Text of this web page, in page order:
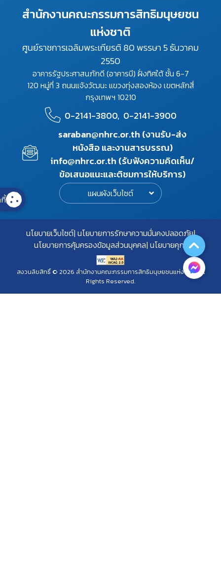
สำนักงานคณะกรรมการสิทธิมนุษยชน
แห่งชาติ
ศูนย์ราชการเฉลิมพระเกียรติ 80 พรรษา 5 ธันวาคม
2550
อาคารรัฐประศาสนภักดี (อาคารบี) ฝั่งทิศใต้ ชั้น 6-7
120 หมู่ที่ 3 ถนนแจ้งวัฒนะ แขวงทุ่งสองห้อง เขตหลักสี่
กรุงเทพฯ 10210
0-2141-3800, 0-2141-3900
saraban@nhrc.or.th (งานรับ-ส่ง
หนังสือ และงานสารบรรณ)
info@nhrc.or.th (รับฟังความคิดเห็น/
ข้อเสนอแนะและติชมการให้บริการ)
แผนผังเว็บไซต์
นโยบายเว็บไซต์ นโยบายการรักษาความมั่นคงปลอดภัย
นโยบายการคุ้มครองข้อมูลส่วนบุคคล นโยบายคุกกี้
สงวนลิขสิทธิ์ © 2026 สำนักงานคณะกรรมการสิทธิมนุษยชนแห่งชาติ. All
Rights Reserved.